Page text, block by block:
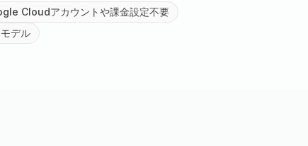
Cloudアカウントや課金設定不要
デル